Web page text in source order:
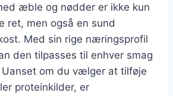
æble og nødder er ikke kun
ret, men også en sund
Med sin rige næringsprofil
den tilpasses til enhver smag
om du vælger at tilføje
proteinkilder, er